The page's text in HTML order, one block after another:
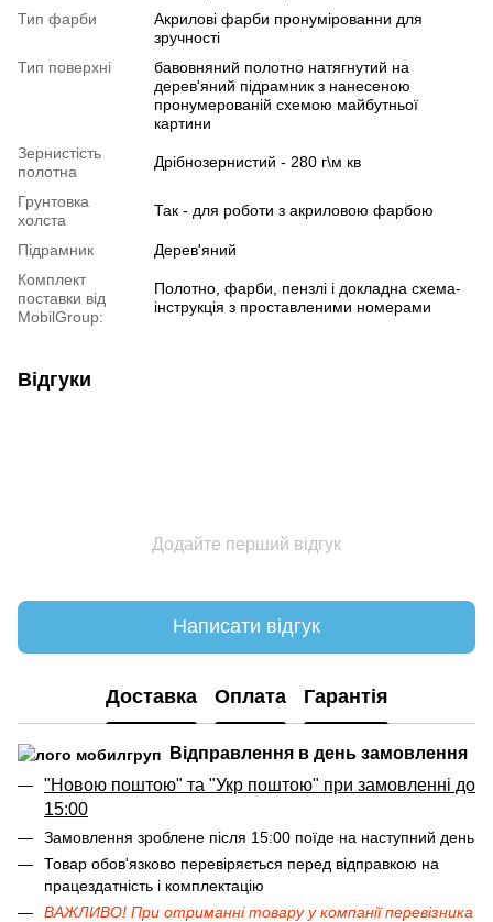
Тип фарби
Акрилові фарби пронумірованни для
зручності
Тип поверхні
бавовняний полотно натягнутий на
дерев'яний підрамник з нанесеною
пронумерованій схемою майбутньої
картини
Зернистість
полотна
Дрібнозернистий - 280 г\м кв
Грунтовка
холста
Так - для роботи з акриловою фарбою
Підрамник
Дерев'яний
Комплект
поставки від
MobilGroup:
Полотно, фарби, пензлі і докладна схема-
інструкція з проставленими номерами
Відгуки
Додайте перший відгук
Написати відгук
Доставка Оплата Гарантія
Відправлення в день замовлення
"Новою поштою" та "Укр поштою" при замовленні до
15:00
Замовлення зроблене після 15:00 поїде на наступний день
Товар обов'язково перевіряється перед відправкою на
працездатність і комплектацію
ВАЖЛИВО! При отриманні товару у компанії перевізника